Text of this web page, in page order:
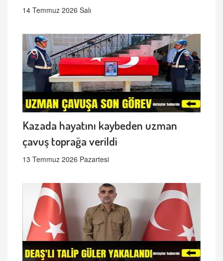
14 Temmuz 2026 Salı
Kazada hayatını kaybeden uzman
çavuş toprağa verildi
13 Temmuz 2026 Pazartesi